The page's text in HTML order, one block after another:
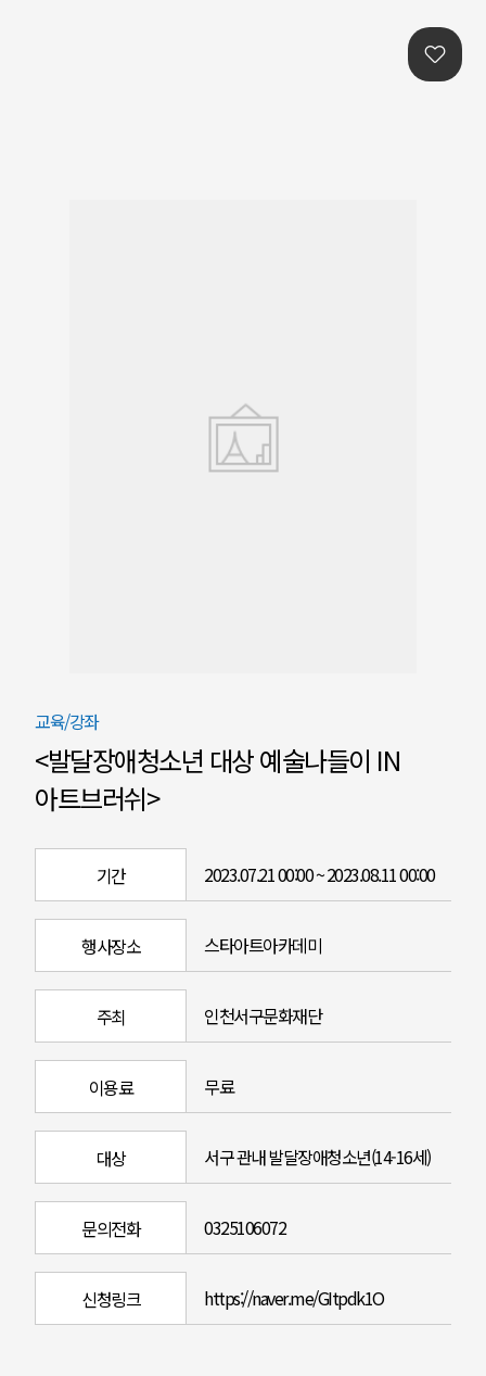
교육/강좌
<발달장애청소년 대상 예술나들이 IN
아트브러쉬>
기간 2023.07.21 00:00 ~ 2023.08.11 00:00
행사장소 스타아트아카데미
주최 인천서구문화재단
이용료 무료
대상 서구 관내 발달장애청소년(14-16세)
문의전화 0325106072
신청링크 https://naver.me/GItpdk1O